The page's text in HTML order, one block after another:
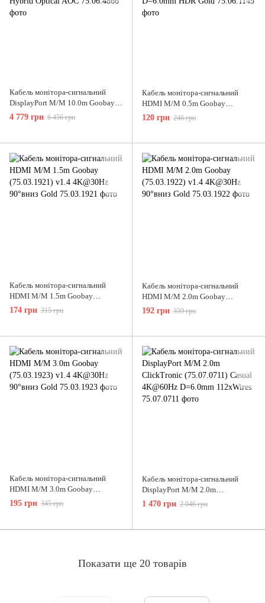
Кабель монітора-сигнальний
DisplayPort M/M 10.0m Goobay
(75.06.4866) v2.0 8K@60Hz
Hybrid Optical AOC
4 779 грн 6 456 грн
Кабель монітора-сигнальний
HDMI M/M 0.5m Goobay
(75.06.1149) v2.0 4K@60Hz
D=6.0mm HDR Gold
120 грн 246 грн
Кабель монітора-сигнальний
HDMI M/M 1.5m Goobay
(75.03.1921) v1.4 4K@30Hz
90°вниз Gold
174 грн 315 грн
Кабель монітора-сигнальний
HDMI M/M 2.0m Goobay
(75.03.1922) v1.4 4K@30Hz
90°вниз Gold
192 грн 339 грн
Кабель монітора-сигнальний
HDMI M/M 3.0m Goobay
(75.03.1923) v1.4 4K@30Hz
90°вниз Gold
195 грн 345 грн
Кабель монітора-сигнальний
DisplayPort M/M 2.0m
ClickTronic (75.07.0711) Casual
4K@60Hz D=6.0mm 112xWires
1 470 грн 2 046 грн
Показати ще 20 товарів